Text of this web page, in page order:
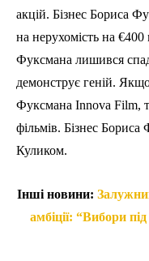
акцій. Бізнес Бориса
на нерухомість на
Фуксмана лишився
демонструє геній.
Фуксмана Innova Film,
фільмів. Бізнес
Куликом.
Інші новини:
амбіції: “Вибори